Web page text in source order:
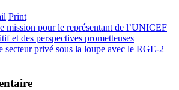
Print
mission pour le représentant de l’UNICEF
et des perspectives prometteuses
secteur privé sous la loupe avec le RGE-2